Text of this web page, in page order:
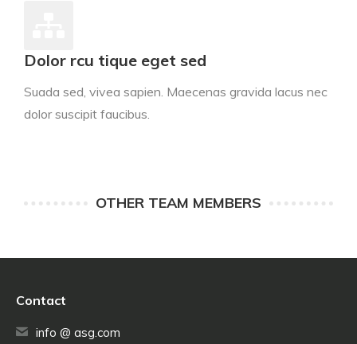
Dolor rcu tique eget sed
Suada sed, vivea sapien. Maecenas gravida lacus nec
dolor suscipit faucibus.
OTHER TEAM MEMBERS
Contact
info @ asg.com